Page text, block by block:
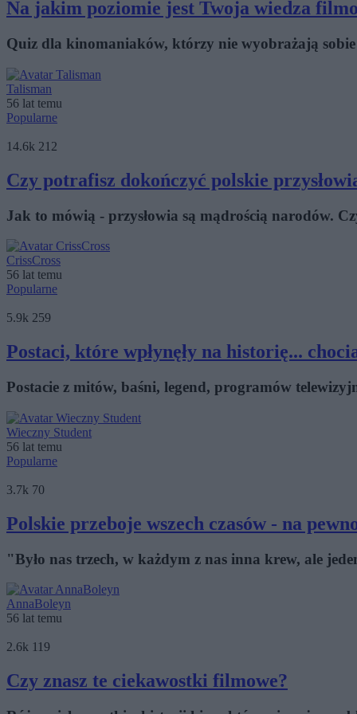
Na jakim poziomie jest Twoja wiedza
Quiz dla kinomaniaków, którzy nie wyobrażają
Talisman
56 lat temu
Popularne
14.6k 212
Czy potrafisz dokończyć polskie
Jak to mówią - przysłowia są mądrością narodów.
CrissCross
56 lat temu
Popularne
5.9k 259
Postaci, które wpłynęły na historię...
Postacie z mitów, baśni, legend, programów
Wieczny Student
56 lat temu
Popularne
3.7k 70
Polskie przeboje wszech czasów - na
"Było nas trzech, w każdym z nas inna krew, ale
AnnaBoleyn
56 lat temu
2.6k 119
Czy znasz te ciekawostki filmowe?